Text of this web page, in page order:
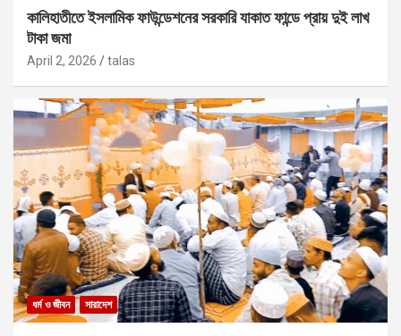
কালিহাতীতে ইসলামিক ফাউন্ডেশনের সরকারি যাকাত ফান্ডে প্রায় দুই লাখ
টাকা জমা
April 2, 2026 talas
ধর্ম ও জীবন সারাদেশ